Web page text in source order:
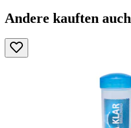
Andere kauften auch